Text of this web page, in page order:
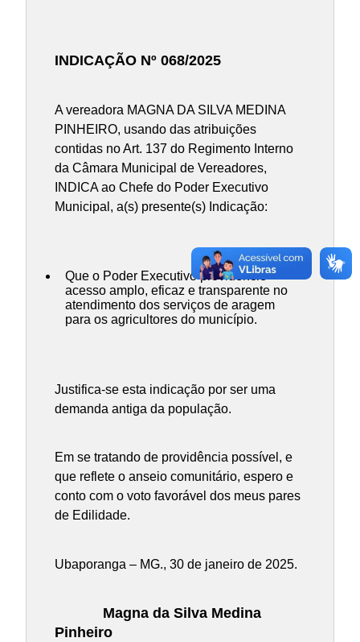
INDICAÇÃO Nº 068/2025
A vereadora MAGNA DA SILVA MEDINA
PINHEIRO, usando das atribuições
contidas no Art. 137 do Regimento Interno
da Câmara Municipal de Vereadores,
INDICA ao Chefe do Poder Executivo
Municipal, a(s) presente(s) Indicação:
Que o Poder Executivo providencie
acesso amplo, eficaz e transparente no
atendimento dos serviços de aragem
para os agricultores do município.
Justifica-se esta indicação por ser uma
demanda antiga da população.
Em se tratando de providência possível, e
que reflete o anseio comunitário, espero e
conto com o voto favorável dos meus pares
de Edilidade.
Ubaporanga – MG., 30 de janeiro de 2025.
Magna da Silva Medina
Pinheiro